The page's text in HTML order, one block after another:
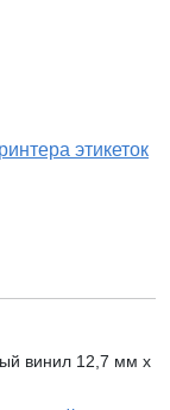
этикеток
винил 12,7 мм x